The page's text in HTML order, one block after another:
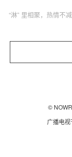
“淋” 里相聚，热情不减
©
广播电